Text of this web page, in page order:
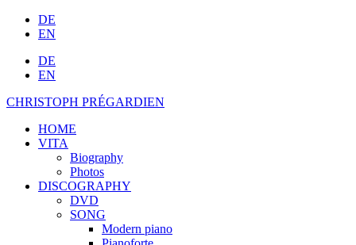
DE
EN
DE
EN
CHRISTOPH PRÉGARDIEN
HOME
VITA
Biography
Photos
DISCOGRAPHY
DVD
SONG
Modern piano